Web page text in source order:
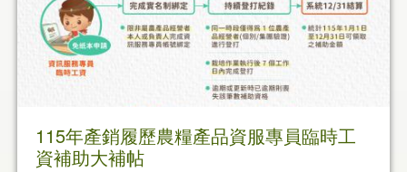
115年產銷履歷農糧產品資服專員臨時工
資補助大補帖